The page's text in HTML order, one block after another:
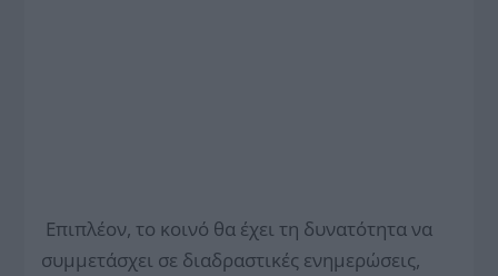
Επιπλέον, το κοινό θα έχει τη δυνατότητα να
συμμετάσχει σε διαδραστικές ενημερώσεις,